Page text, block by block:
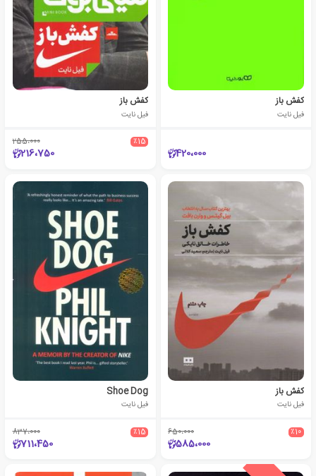
کفش باز
فیل نایت
420،000
کفش باز
فیل نایت
٪15 255،000
216،750
کفش باز
فیل نایت
٪10 650،000
585،000
Shoe Dog
فیل نایت
٪15 837،000
711،450